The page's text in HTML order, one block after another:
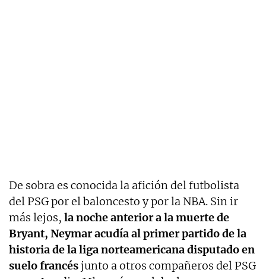
De sobra es conocida la afición del futbolista
del PSG por el baloncesto y por la NBA. Sin ir
más lejos, la noche anterior a la muerte de
Bryant, Neymar acudía al primer partido de la
historia de la liga norteamericana disputado en
suelo francésjunto a otros compañeros del PSG